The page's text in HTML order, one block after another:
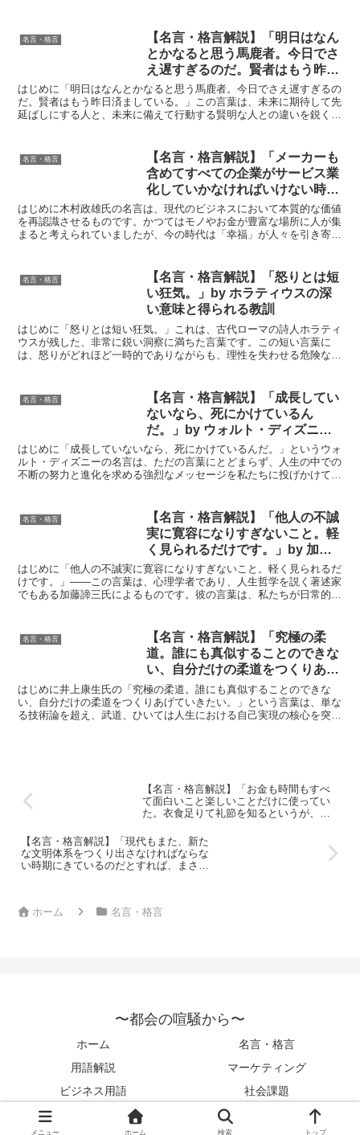
名言・格言
【名言・格言解説】「明日はなん
とかなると思う馬鹿者。今日でさ
え遅すぎるのだ。賢者はもう昨日
済ましている。」by クーリーの
深い意味と得られる教訓
はじめに「明日はなんとかなると思う馬鹿者。今日でさえ遅すぎるの
だ。賢者はもう昨日済ましている。」この言葉は、未来に期待して先
延ばしにする人と、未来に備えて行動する賢明な人との違いを鋭く指
名言・格言
【名言・格言解説】「メーカーも
含めてすべての企業がサービス業
化していかなければいけない時に
『国内総幸福度』という軸で、発
想を切りかえることが必要だ。
自分たちの会社がどれだけの幸福
そ、これからの外資系の発想だ。
その結果として、おカネがついて
くる。 今までは、モノやおカネ
があるところに人が集まるのが、
当たり前と思われていた。 でも
一番人が集まるのは、やはり幸福
はじめに木村政雄氏の名言は、現代のビジネスにおいて本質的な価値
を再認識させるものです。かつてはモノやお金が豊富な場所に人が集
まると考えられていましたが、今の時代は「幸福」が人々を引き寄せ
名言・格言
【名言・格言解説】「怒りとは短
い狂気。」by ホラティウスの深
い意味と得られる教訓
はじめに「怒りとは短い狂気。」これは、古代ローマの詩人ホラティ
ウスが残した、非常に鋭い洞察に満ちた言葉です。この短い言葉に
は、怒りがどれほど一時的でありながらも、理性を失わせる危険な感
名言・格言
【名言・格言解説】「成長してい
ないなら、死にかけているん
だ。」by ウォルト・ディズニー
の深い意味と得られる教訓
はじめに「成長していないなら、死にかけているんだ。」というウォ
ルト・ディズニーの名言は、ただの言葉にとどまらず、人生の中での
不断の努力と進化を求める強烈なメッセージを私たちに投げかけてい
名言・格言
【名言・格言解説】「他人の不誠
実に寛容になりすぎないこと。軽
く見られるだけです。」by 加藤
諦三の深い意味と得られる教訓
はじめに「他人の不誠実に寛容になりすぎないこと。軽く見られるだ
けです。」——この言葉は、心理学者であり、人生哲学を説く著述家
でもある加藤諦三氏によるものです。彼の言葉は、私たちが日常的に
名言・格言
【名言・格言解説】「究極の柔
道。誰にも真似することのできな
い、自分だけの柔道をつくりあげ
ていきたい。」by 井上康生の深
い意味と得られる教訓
はじめに井上康生氏の「究極の柔道。誰にも真似することのできな
い、自分だけの柔道をつくりあげていきたい。」という言葉は、単な
る技術論を超え、武道、ひいては人生における自己実現の核心を突く
【名言・格言解説】「お金も時間もすべ
て面白いこと楽しいことだけに使ってい
た。衣食足りて礼節を知るというが、食
となんて、どうでもよかった。胃袋より
も、興味と好奇心を満たすほうが優先だ
ったのだ。」by 石ノ森章太郎の深い意味
と得られる教訓
【名言・格言解説】「現代もまた、新た
な文明体系をつくり出さなければならな
い時期にきているのだとすれば、まさに
どうしても必要になっているということ
ホーム 名言・格言
〜都会の喧騒から〜
ホーム
名言・格言
用語解説
マーケティング
ビジネス用語
社会課題
© 2022 〜都会の喧騒から〜.
メニュー ホーム 検索 トップ